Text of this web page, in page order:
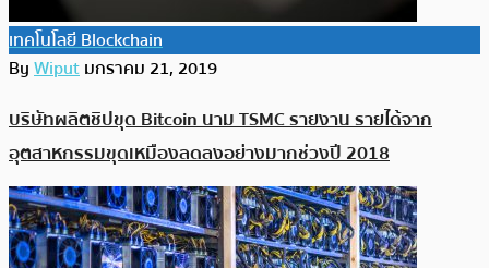
เทคโนโลยี Blockchain
ByWiputมกราคม 21, 2019
บริษัทผลิตชิปขุด Bitcoin นาม TSMC รายงาน รายได้จาก
อุตสาหกรรมขุดเหมืองลดลงอย่างมากช่วงปี 2018